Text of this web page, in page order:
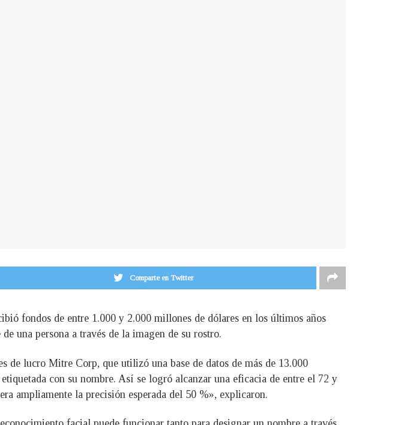
Comparte en Twitter
fondos de entre 1.000 y 2.000 millones de dólares en los últimos años
una persona a través de la imagen de su rostro.
de lucro Mitre Corp, que utilizó una base de datos de más de 13.000
con su nombre. Así se logró alcanzar una eficacia de entre el 72 y
ampliamente la precisión esperada del 50 %», explicaron.